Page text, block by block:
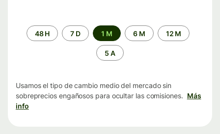
Periodo48 H 7 D 1 M 6 M 12 M
5 A
Usamos el tipo de cambio medio del mercado sin
sobreprecios engañosos para ocultar las comisiones. Más
info